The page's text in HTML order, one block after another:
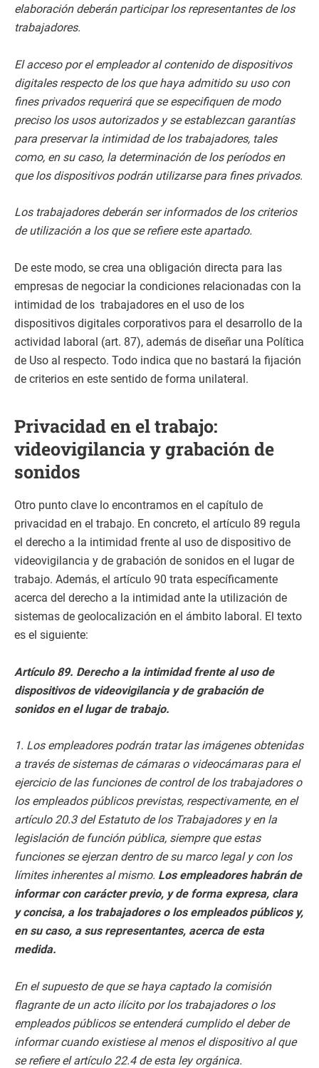
elaboración deberán participar los representantes de los
trabajadores.
El acceso por el empleador al contenido de dispositivos
digitales respecto de los que haya admitido su uso con
fines privados requerirá que se especifiquen de modo
preciso los usos autorizados y se establezcan garantías
para preservar la intimidad de los trabajadores, tales
como, en su caso, la determinación de los períodos en
que los dispositivos podrán utilizarse para fines privados.
Los trabajadores deberán ser informados de los criterios
de utilización a los que se refiere este apartado.
De este modo, se crea una obligación directa para las
empresas de negociar la condiciones relacionadas con la
intimidad de los trabajadores en el uso de los
dispositivos digitales corporativos para el desarrollo de la
actividad laboral (art. 87), además de diseñar una Política
de Uso al respecto. Todo indica que no bastará la fijación
de criterios en este sentido de forma unilateral.
Privacidad en el trabajo:
videovigilancia y grabación de
sonidos
Otro punto clave lo encontramos en el capítulo de
privacidad en el trabajo. En concreto, el artículo 89 regula
el derecho a la intimidad frente al uso de dispositivo de
videovigilancia y de grabación de sonidos en el lugar de
trabajo. Además, el artículo 90 trata específicamente
acerca del derecho a la intimidad ante la utilización de
sistemas de geolocalización en el ámbito laboral. El texto
es el siguiente:
Artículo 89. Derecho a la intimidad frente al uso de
dispositivos de videovigilancia y de grabación de
sonidos en el lugar de trabajo.
1. Los empleadores podrán tratar las imágenes obtenidas
a través de sistemas de cámaras o videocámaras para el
ejercicio de las funciones de control de los trabajadores o
los empleados públicos previstas, respectivamente, en el
artículo 20.3 del Estatuto de los Trabajadores y en la
legislación de función pública, siempre que estas
funciones se ejerzan dentro de su marco legal y con los
límites inherentes al mismo. Los empleadores habrán de
informar con carácter previo, y de forma expresa, clara
y concisa, a los trabajadores o los empleados públicos y,
en su caso, a sus representantes, acerca de esta
medida.
En el supuesto de que se haya captado la comisión
flagrante de un acto ilícito por los trabajadores o los
empleados públicos se entenderá cumplido el deber de
informar cuando existiese al menos el dispositivo al que
se refiere el artículo 22.4 de esta ley orgánica.